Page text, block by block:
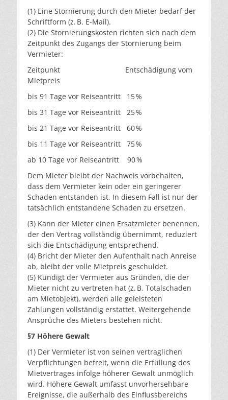
(1) Eine Stornierung durch den Mieter bedarf der
Schriftform (z. B. E-Mail).
(2) Die Stornierungskosten richten sich nach dem
Zeitpunkt des Zugangs der Stornierung beim
Vermieter:
Zeitpunkt Entschädigung vom
Mietpreis
bis 91 Tage vor Reiseantritt 15 %
bis 31 Tage vor Reiseantritt 25 %
bis 21 Tage vor Reiseantritt 60 %
bis 11 Tage vor Reiseantritt 75 %
ab 10 Tage vor Reiseantritt 90 %
Dem Mieter bleibt der Nachweis vorbehalten,
dass dem Vermieter kein oder ein geringerer
Schaden entstanden ist. In diesem Fall ist nur der
tatsächlich entstandene Schaden zu ersetzen.
(3) Kann der Mieter einen Ersatzmieter benennen,
der den Vertrag vollständig übernimmt, reduziert
sich die Entschädigung entsprechend.
(4) Bricht der Mieter den Aufenthalt nach Anreise
ab, bleibt der volle Mietpreis geschuldet.
(5) Kündigt der Vermieter aus Gründen, die der
Mieter nicht zu vertreten hat (z. B. Totalschaden
am Mietobjekt), werden alle geleisteten
Zahlungen vollständig erstattet. Weitergehende
Ansprüche des Mieters bestehen nicht.
§7 Höhere Gewalt
(1) Der Vermieter ist von seinen vertraglichen
Verpflichtungen befreit, wenn die Erfüllung des
Mietvertrages infolge höherer Gewalt unmöglich
wird. Höhere Gewalt umfasst unvorhersehbare
Ereignisse, die außerhalb des Einflussbereichs